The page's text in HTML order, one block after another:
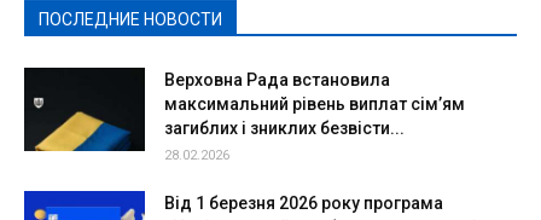
ПОСЛЕДНИЕ НОВОСТИ
Верховна Рада встановила
максимальний рівень виплат сім’ям
загиблих і зниклих безвісти...
28.02.2026
Від 1 березня 2026 року програма